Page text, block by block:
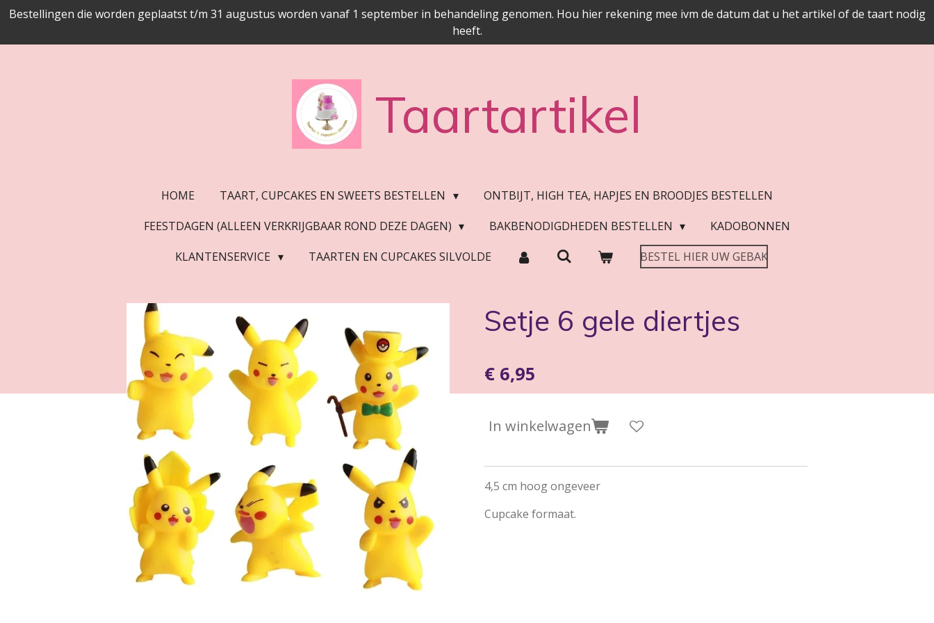
Ga
naar
Bestellingen die worden geplaatst t/m 31 augustus worden vanaf 1 september in behandeling genomen. Hou hier rekening mee ivm de datum dat u het artikel of de taart nodig
heeft.
Taartartikel
HOME TAART, CUPCAKES EN SWEETS BESTELLEN
ONTBIJT, HIGH TEA, HAPJES EN BROODJES BESTELLEN
FEESTDAGEN (ALLEEN VERKRIJGBAAR ROND DEZE DAGEN)
BAKBENODIGDHEDEN BESTELLEN
KADOBONNEN
KLANTENSERVICE
TAARTEN EN CUPCAKES SILVOLDE BESTEL HIER UW GEBAK
Setje 6 gele diertjes
€ 6,95
In winkelwagen
4,5 cm hoog ongeveer
Cupcake formaat.